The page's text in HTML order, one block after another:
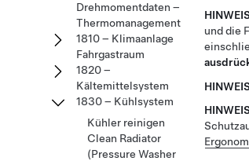
und die
Drehmomentdaten –
Thermomanagement
1810 – Klimaanlage
Fahrgastraum
1820 –
Kältemittelsystem
1830 – Kühlsystem
Kühler reinigen
Clean Radiator
(Pressure Washer